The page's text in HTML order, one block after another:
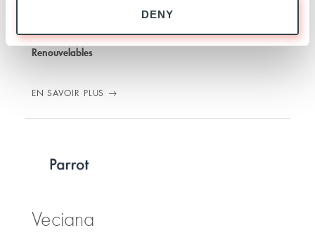
DENY
INVESTISSEMENT06 JUILLET 2018
Renouvelables
EN SAVOIR PLUS
Veciana